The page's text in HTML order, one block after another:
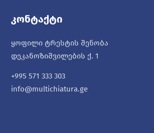
Კონტაქტი
ყოფილი ტრესტის შენობა
დეკანოზიშვილების ქ. 1
+995 571 333 303
info@multichiatura.ge